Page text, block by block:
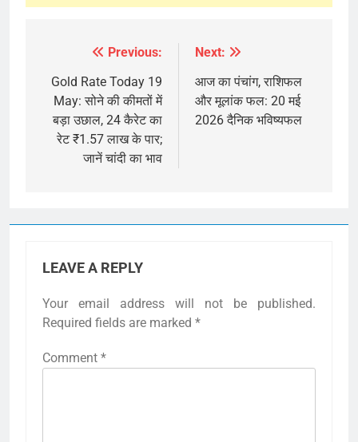
navigation
Previous:
Gold Rate Today 19
May: सोने की कीमतों में
बड़ा उछाल, 24 कैरेट का
रेट ₹1.57 लाख के पार;
जानें चांदी का भाव
Next:
आज का पंचांग, राशिफल
और मूलांक फल: 20 मई
2026 दैनिक भविष्यफल
LEAVE A REPLY
Your email address will not be published.
Required fields are marked *
Comment *